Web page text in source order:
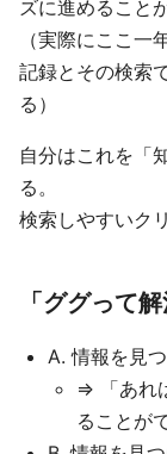
ズに進めること
（実際にここ一
記録とその検索
る）
自分はこれを「
る。
検索しやすいク
「ググって
A. 情報を見
=> 「あ
ることが